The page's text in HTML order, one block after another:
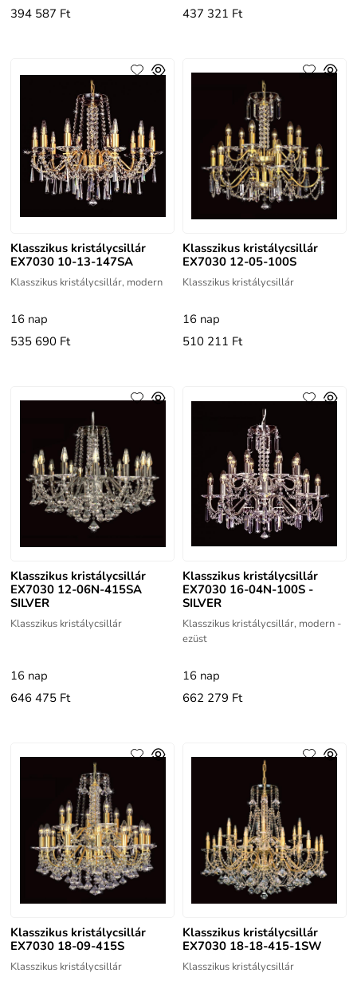
394 587 Ft
437 321 Ft
Klasszikus kristálycsillár
EX7030 10-13-147SA
Klasszikus kristálycsillár, modern
16 nap
535 690 Ft
Klasszikus kristálycsillár
EX7030 12-05-100S
Klasszikus kristálycsillár
16 nap
510 211 Ft
Klasszikus kristálycsillár
EX7030 12-06N-415SA
SILVER
Klasszikus kristálycsillár
16 nap
646 475 Ft
Klasszikus kristálycsillár
EX7030 16-04N-100S -
SILVER
Klasszikus kristálycsillár, modern -
ezüst
16 nap
662 279 Ft
Klasszikus kristálycsillár
EX7030 18-09-415S
Klasszikus kristálycsillár
Klasszikus kristálycsillár
EX7030 18-18-415-1SW
Klasszikus kristálycsillár